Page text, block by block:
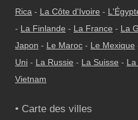
Rica - La Côte d'Ivoire -
- La Finlande - La France - La
Japon - Le Maroc - Le Mexique
Uni - La Russie - La Suisse -
Vietnam
• Carte des villes